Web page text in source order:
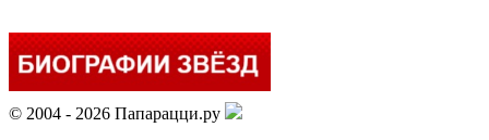
© 2004 - 2026 Папарацци.ру